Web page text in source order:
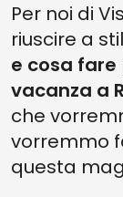
Per noi di
riuscire a
e cosa fare
vacanza a
che
vorremmo
questa